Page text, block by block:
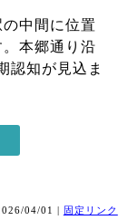
中間に位置
本郷通り沿
認知が見込ま
04/01 | 固定リンク